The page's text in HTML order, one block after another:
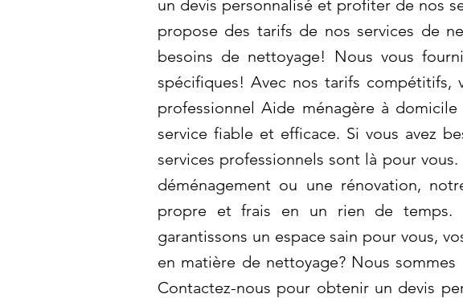
un devis personnalisé et profiter de nos
propose des tarifs de nos services de
besoins de nettoyage! Nous vous
spécifiques! Avec nos tarifs compétitifs,
professionnel Aide ménagère à
service fiable et efficace. Si vous avez
services professionnels sont là pour
déménagement ou une rénovation,
propre et frais en un rien de temps.
garantissons un espace sain pour vous,
en matière de nettoyage? Nous
Contactez-nous pour obtenir un devis